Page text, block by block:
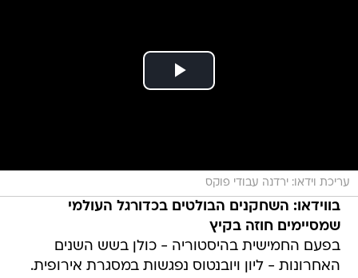
עריכת וידאו: ירדנה עבודי פוקס
בווידאו: השחקנים הבולטים בכדורגל העולמי
שמסיימים חוזה בקיץ
בפעם החמישית בהיסטוריה - כולן בשש השנים
האחרונות - ליון ויובנטוס נפגשות במסגרת אירופית.